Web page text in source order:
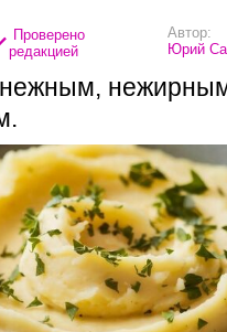
Проверено
редакцией
Автор:
Юрий